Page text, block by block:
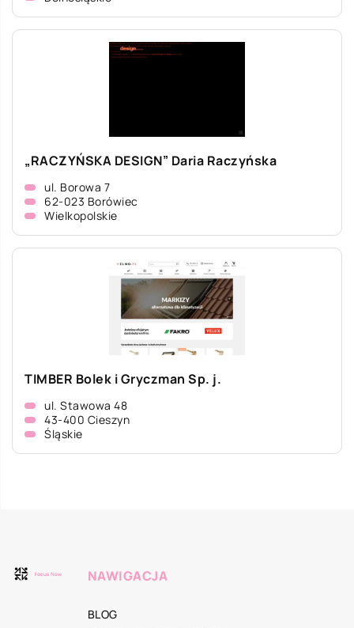
„RACZYŃSKA DESIGN” Daria Raczyńska
ul. Borowa 7
62-023 Borówiec
Wielkopolskie
TIMBER Bolek i Gryczman Sp. j.
ul. Stawowa 48
43-400 Cieszyn
Śląskie
NAWIGACJA
BLOG